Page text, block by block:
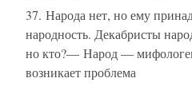
37. Народа нет, но ему
народность. Декабристы
но кто?— Народ —
возникает проблема